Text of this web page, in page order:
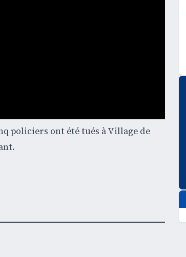
policiers ont été tués à Village de